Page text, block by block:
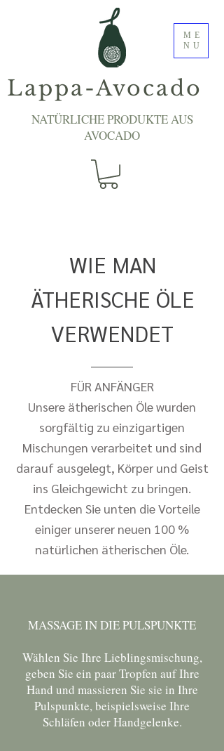
ME
NU
Lappa-Avocado
NATÜRLICHE PRODUKTE AUS
AVOCADO
WIE MAN
ÄTHERISCHE ÖLE
VERWENDET
FÜR ANFÄNGER
Unsere ätherischen Öle wurden
sorgfältig zu einzigartigen
Mischungen verarbeitet und sind
darauf ausgelegt, Körper und Geist
ins Gleichgewicht zu bringen.
Entdecken Sie unten die Vorteile
einiger unserer neuen 100 %
natürlichen ätherischen Öle.
MASSAGE IN DIE PULSPUNKTE
Wählen Sie Ihre Lieblingsmischung,
geben Sie ein paar Tropfen auf Ihre
Hand und massieren Sie sie in Ihre
Pulspunkte, beispielsweise Ihre
Schläfen oder Handgelenke.